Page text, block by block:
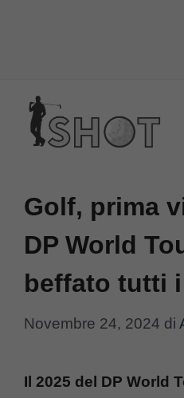
contenuto
Golf, prima
DP World
beffato tutti
Novembre 24, 2024 di
Il 2025 del DP World